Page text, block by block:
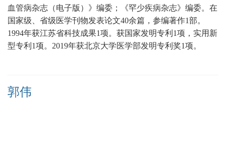
血管病杂志（电子版）》编委；《罕少疾病杂志》编委。 在
国家级、省级医学刊物发表论文40余篇，参编著作1部。
1994年获江苏省科技成果1项。获国家发明专利1项，实用新
型专利1项。2019年获北京大学医学部发明专利奖1项。
郭伟